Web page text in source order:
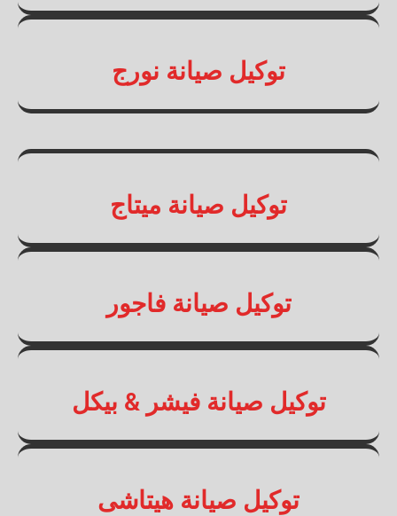
توكيل صيانة نورج
توكيل صيانة ميتاج
توكيل صيانة فاجور
توكيل صيانة فيشر & بيكل
توكيل صيانة هيتاشى